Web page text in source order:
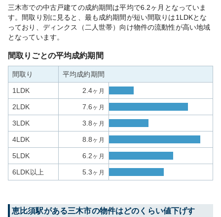
三木市での中古戸建ての成約期間は平均で6.2ヶ月となっていま
す。間取り別に見ると、最も成約期間が短い間取りは1LDKとな
っており、ディンクス（二人世帯）向け物件の流動性が高い地域
となっています。
間取りごとの平均成約期間
間取り 平均成約期間
1LDK 2.4ヶ月
2LDK 7.6ヶ月
3LDK 3.8ヶ月
4LDK 8.8ヶ月
5LDK 6.2ヶ月
6LDK以上 5.3ヶ月
恵比須駅がある三木市の物件はどのくらい値下げす